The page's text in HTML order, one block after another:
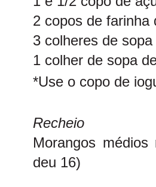
2 copos de farinha
3 colheres de
1 colher de sopa
*Use o copo de
Recheio
Morangos
deu 16)